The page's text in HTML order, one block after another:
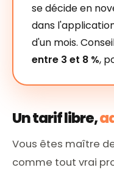
se décide en
dans
d'un mois.
entre 3 et 8 %,
Un tarif libre,
Vous êtes maître
comme tout vrai